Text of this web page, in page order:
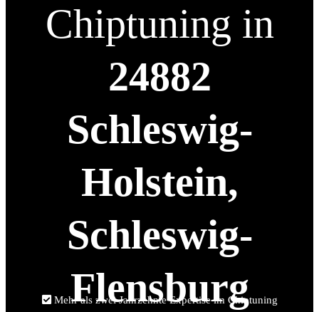
Chiptuning in
24882
Schleswig-
Holstein,
Schleswig-
Flensburg
Mehr als zwei Jahrzehnte Expertise im Chiptuning